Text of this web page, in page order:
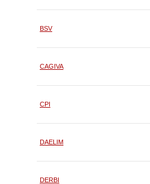
BSV
CAGIVA
CPI
DAELIM
DERBI